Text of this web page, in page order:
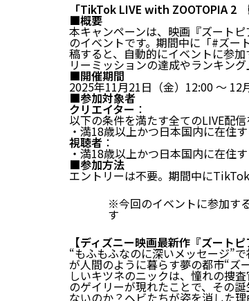
「TikTok LIVE with ZOOTOPIA 2
■概要
本キャンペーンは、映画『ズート
のイベントです。期間中に「#ズ
稿すると、自動的にイベントに参
リーミッションの達成やランキン
■開催期間
2025年11月21日（金）12:00 ～ 12
■参加対象者
クリエイター ：
以下の条件を満たす全てのLIVE配
・満18歳以上かつ日本国内に在住
視聴者 ：
・満18歳以上かつ日本国内に在住
■参加方法
エントリーは不要。期間中に
※今回のイベントに参加す
す
【ディズニー映画最新作『ズートピ
“もふもふなのに深いメッセージ”
が人間のように暮らす夢の都市“ズ
しいキツネのニックは、憧れの捜
のゲイリーが現れたことで、その